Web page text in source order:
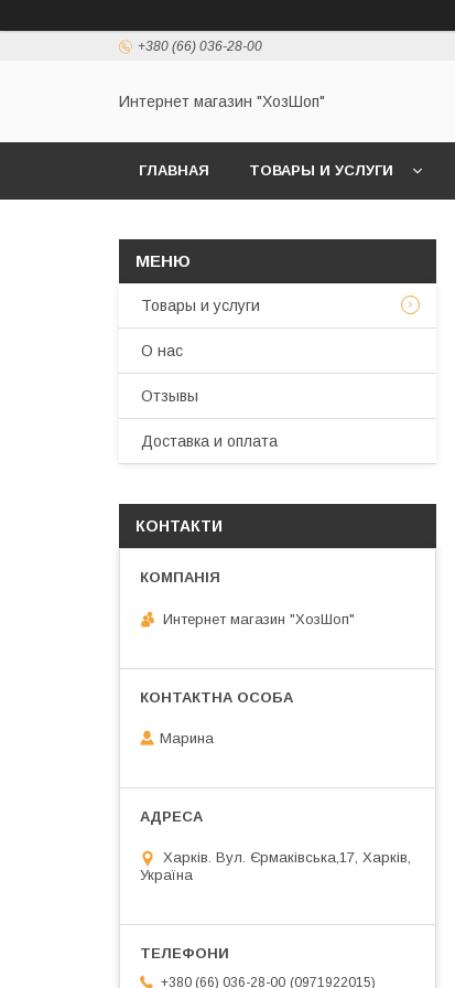
+380 (66) 036-28-00
Интернет магазин "ХозШоп"
ГЛАВНАЯ ТОВАРЫ И УСЛУГИ
Товары и услуги
О нас
Отзывы
Доставка и оплата
КОНТАКТИ
Интернет магазин "ХозШоп"
Марина
Харків. Вул. Єрмаківська,17, Харків,
Україна
+380 (66) 036-28-00 0971922015